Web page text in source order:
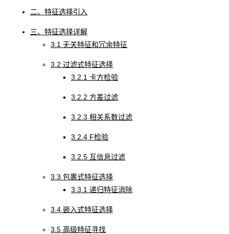
二、特征选择引入
三、特征选择详解
3.1 无关特征和冗余特征
3.2 过滤式特征选择
3.2.1 卡方检验
3.2.2 方差过滤
3.2.3 相关系数过滤
3.2.4 F检验
3.2.5 互信息过滤
3.3 包裹式特征选择
3.3.1 递归特征消除
3.4 嵌入式特征选择
3.5 高级特征寻找